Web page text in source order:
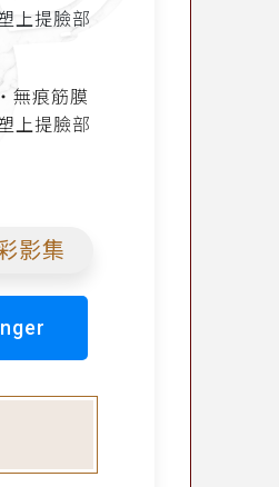
上提臉部
無痕筋膜
上提臉部
影集